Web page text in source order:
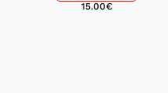
15.00€